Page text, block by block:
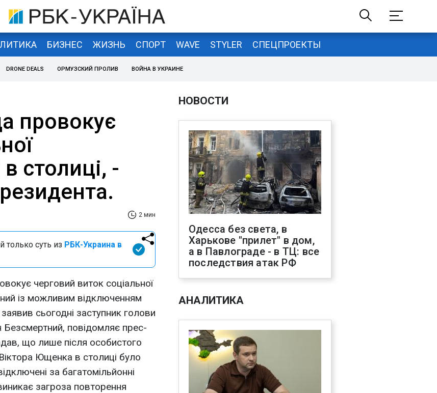
БИЗНЕС ЖИЗНЬ СПОРТ WAVE STYLER СПЕЦПРОЕКТЫ
DRONE DEALS ОРМУЗСКИЙ ПРОЛИВ ВОЙНА В УКРАИНЕ
провокує
столиці, -
2 мин
только суть из РБК-Украина в
черговий виток соціальної
із можливим відключенням
сьогодні заступник голови
Безсмертний, повідомляє прес-
що лише після особистого
Ющенка в столиці було
за багатомільйонні
загроза повторення
НОВОСТИ
Одесса без света, в
Харькове "прилет" в дом,
а в Павлограде - в ТЦ: все
последствия атак РФ
АНАЛИТИКА